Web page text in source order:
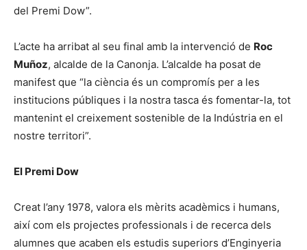
del Premi Dow”.
L’acte ha arribat al seu final amb la intervenció de Roc
Muñoz, alcalde de la Canonja. L’alcalde ha posat de
manifest que “la ciència és un compromís per a les
institucions públiques i la nostra tasca és fomentar-la, tot
mantenint el creixement sostenible de la Indústria en el
nostre territori”.
El Premi Dow
Creat l’any 1978, valora els mèrits acadèmics i humans,
així com els projectes professionals i de recerca dels
alumnes que acaben els estudis superiors d’Enginyeria